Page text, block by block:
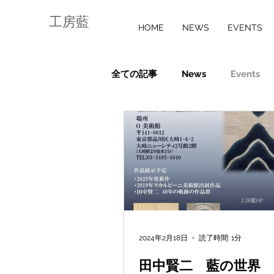
工房藍 HOME NEWS EVENTS
全ての記事 News Events
田中賢二 藍の世界
2024年2月18日 読了時間: 1分